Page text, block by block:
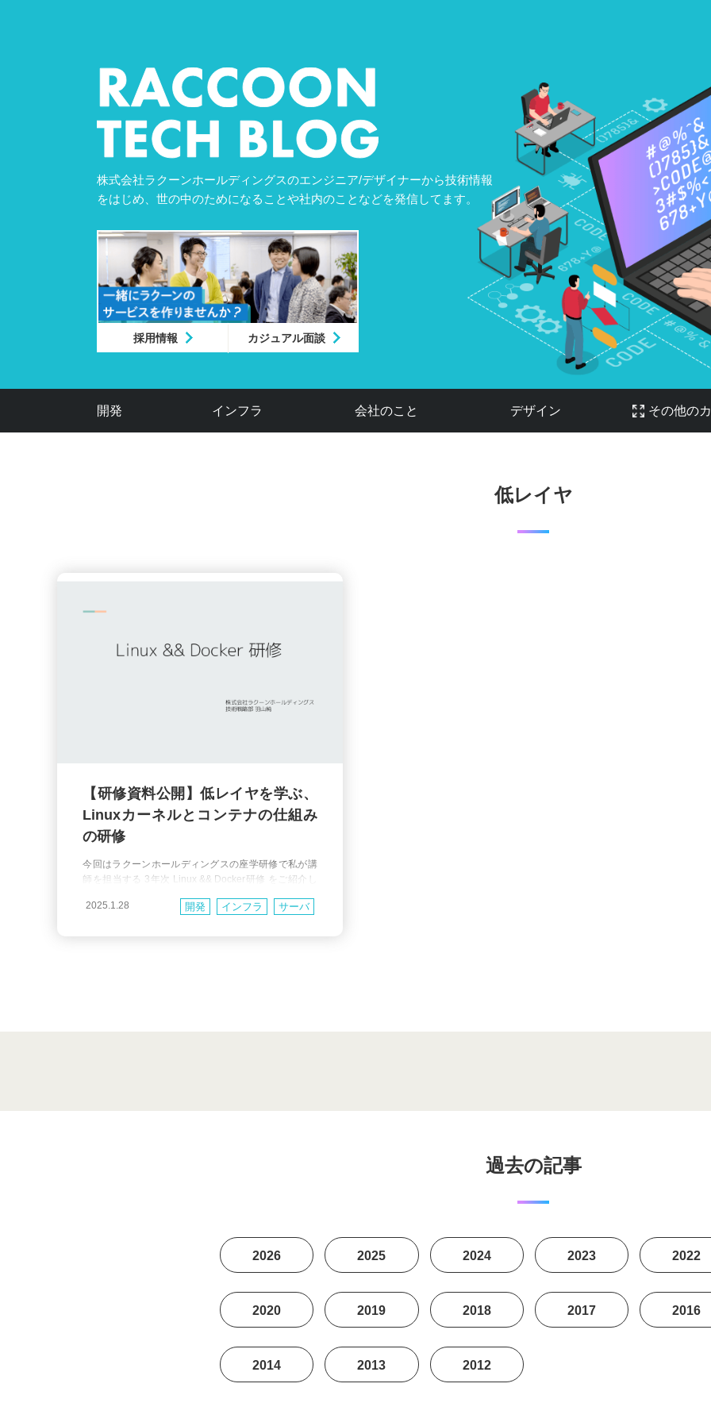
株式会社ラクーンホールディングスのエンジニア/デザイナーから技術情報
をはじめ、世の中のためになることや社内のことなどを発信してます。
採用情報 カジュアル面談
開発 インフラ 会社のこと デザイン その他の
低レイヤ
【研修資料公開】低レイヤを学ぶ、
Linuxカーネルとコンテナの仕組み
の研修
今回はラクーンホールディングスの座学研修で私が講
師を担当する 3年次 Linux && Docker研修 をご紹介し
~6ヶ月間の研修があります。そしてさらに n年次研修
2025.1.28 開発 インフラ サーバ
過去の記事
2026 2025 2024 2023 2022
2020 2019 2018 2017 2016
2014 2013 2012